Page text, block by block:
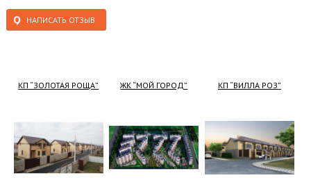
НАПИСАТЬ ОТЗЫВ
КП “ЗОЛОТАЯ РОЩА” ЖК “МОЙ ГОРОД” КП “ВИЛЛА РОЗ”